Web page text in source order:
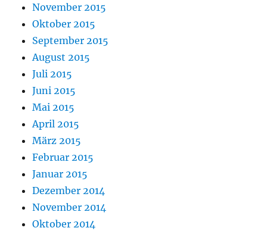
November 2015
Oktober 2015
September 2015
August 2015
Juli 2015
Juni 2015
Mai 2015
April 2015
März 2015
Februar 2015
Januar 2015
Dezember 2014
November 2014
Oktober 2014